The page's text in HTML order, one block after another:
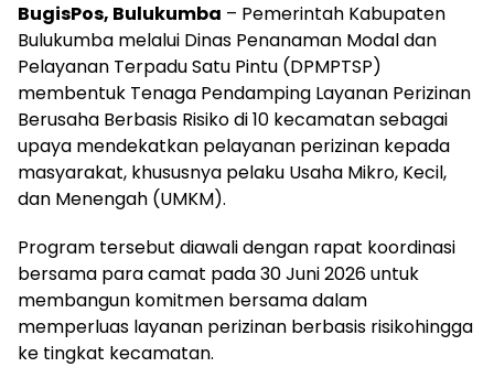
BugisPos, Bulukumba – Pemerintah Kabupaten
Bulukumba melalui Dinas Penanaman Modal dan
Pelayanan Terpadu Satu Pintu (DPMPTSP)
membentuk Tenaga Pendamping Layanan Perizinan
Berusaha Berbasis Risiko di 10 kecamatan sebagai
upaya mendekatkan pelayanan perizinan kepada
masyarakat, khususnya pelaku Usaha Mikro, Kecil,
dan Menengah (UMKM).
Program tersebut diawali dengan rapat koordinasi
bersama para camat pada 30 Juni 2026 untuk
membangun komitmen bersama dalam
memperluas layanan perizinan berbasis risikohingga
ke tingkat kecamatan.